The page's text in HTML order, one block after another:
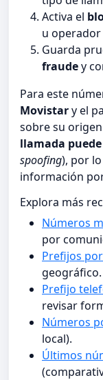
Activa el
u operador
Guarda
fraudey
Para este
Movistary el
sobre su
llamada
spoofing), por
información
Explora más
Números
por
Prefijos
geográfico.
Prefijo
revisar
Números
local).
Últimos